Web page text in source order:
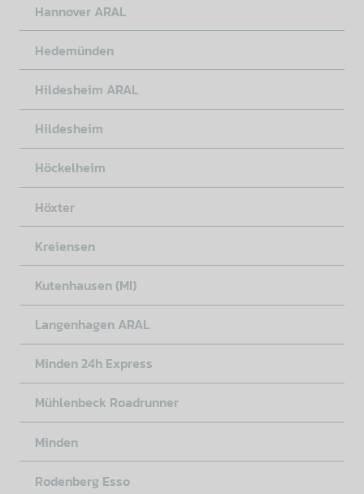
Hannover ARAL
Hedemünden
Hildesheim ARAL
Hildesheim
Höckelheim
Höxter
Kreiensen
Kutenhausen (MI)
Langenhagen ARAL
Minden 24h Express
Mühlenbeck Roadrunner
Minden
Rodenberg Esso